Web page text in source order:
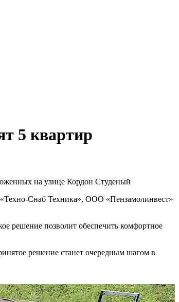
5 квартир
на улице Кордон Студеный
Снаб Техника», ООО «Пензамолинвест»
решение позволит обеспечить комфортное
решение станет очередным шагом в